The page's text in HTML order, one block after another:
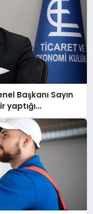
Başkanı Sayın
yaptığı